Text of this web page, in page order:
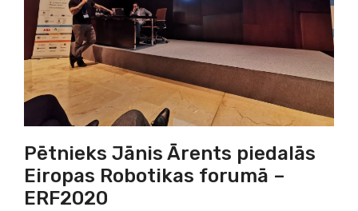
Pētnieks Jānis Ārents piedalās
Eiropas Robotikas forumā –
ERF2020